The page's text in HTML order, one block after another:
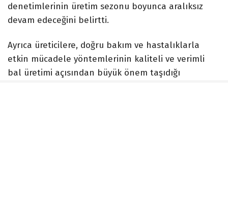
denetimlerinin üretim sezonu boyunca aralıksız
devam edeceğini belirtti.
Ayrıca üreticilere, doğru bakım ve hastalıklarla
etkin mücadele yöntemlerinin kaliteli ve verimli
bal üretimi açısından büyük önem taşıdığı